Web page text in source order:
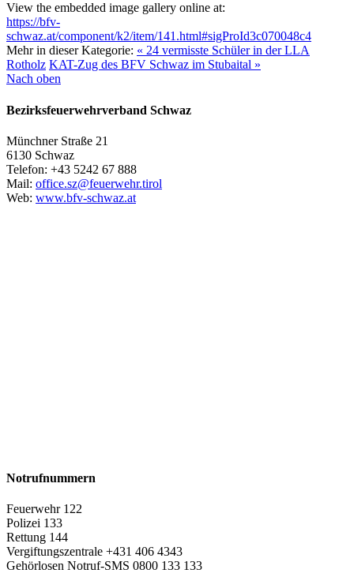
View the embedded image gallery online at:
https://bfv-
schwaz.at/component/k2/item/141.html#sigProId3c070048c4
Mehr in dieser Kategorie: « 24 vermisste Schüler in der LLA
Rotholz KAT-Zug des BFV Schwaz im Stubaital »
Nach oben
Bezirksfeuerwehrverband Schwaz
Münchner Straße 21
6130 Schwaz
Telefon: +43 5242 67 888
Mail: office.sz@feuerwehr.tirol
Web: www.bfv-schwaz.at
Notrufnummern
Feuerwehr 122
Polizei 133
Rettung 144
Vergiftungszentrale +431 406 4343
Gehörlosen Notruf-SMS 0800 133 133